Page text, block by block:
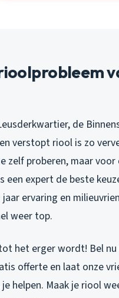
de
verstopt riool is zo
zelf proberen, maar
een expert de beste
jaar ervaring en
weer top.
het erger wordt! Bel nu
offerte en laat onze
helpen. Maak je riool